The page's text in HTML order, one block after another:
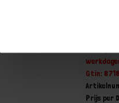
Gtin:
Prijs per